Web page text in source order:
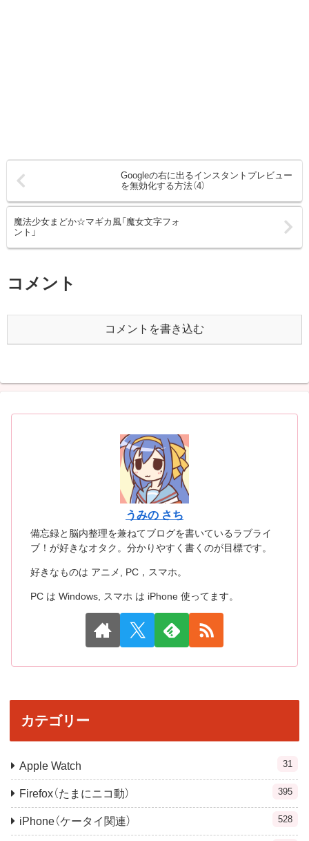
Googleの右に出るインスタントプレビュー
を無効化する方法（4）
魔法少女まどか☆マギカ風「魔女文字フォ
ント」
コメント
コメントを書き込む
うみの さち
備忘録と脳内整理を兼ねてブログを書いているラブライ
ブ！が好きなオタク。分かりやすく書くのが目標です。
好きなものは アニメ, PC，スマホ。
PC は Windows, スマホ は iPhone 使ってます。
カテゴリー
Apple Watch 31
Firefox（たまにニコ動） 395
iPhone（ケータイ関連） 528